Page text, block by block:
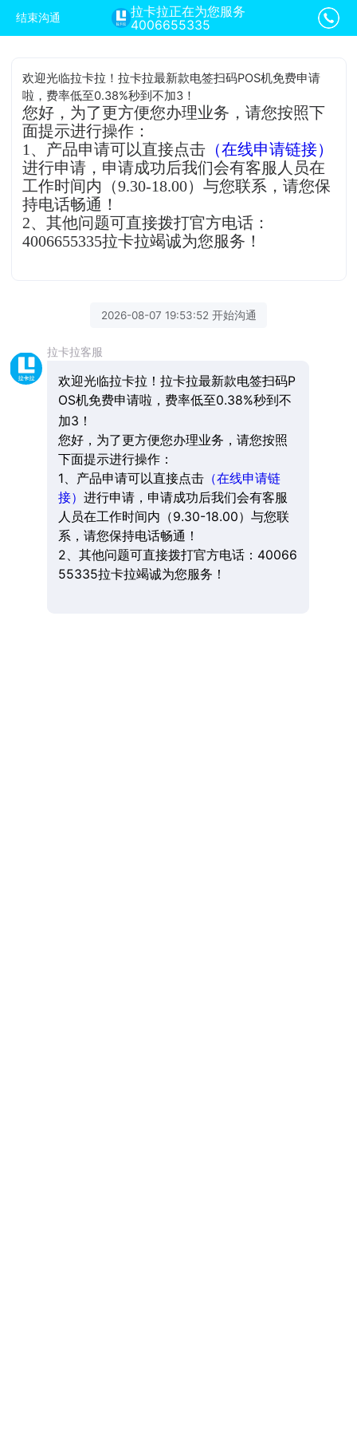
结束沟通
拉卡拉正在为您服务
4006655335
欢迎光临拉卡拉！拉卡拉最新款电签扫码POS机免费申请
啦，费率低至0.38%秒到不加3！
您好，为了更方便您办理业务，请您按照下
面提示进行操作：
1、产品申请可以直接点击 （在线申请链接）
进行申请，申请成功后我们会有客服人员在
工作时间内（9.30-18.00）与您联系，请您保
持电话畅通！
2、其他问题可直接拨打官方电话：
4006655335拉卡拉竭诚为您服务！
2026-08-07 19:53:52 开始沟通
拉卡拉客服
欢迎光临拉卡拉！拉卡拉最新款电签扫码P
OS机免费申请啦，费率低至0.38%秒到不
加3！
您好，为了更方便您办理业务，请您按照
下面提示进行操作：
1、产品申请可以直接点击（在线申请链
接） 进行申请，申请成功后我们会有客服
人员在工作时间内（9.30-18.00）与您联
系，请您保持电话畅通！
2、其他问题可直接拨打官方电话：40066
55335拉卡拉竭诚为您服务！